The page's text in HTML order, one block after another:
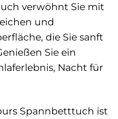
verwöhnt Sie mit
und
die Sie sanft
Sie ein
Nacht für
Spannbetttuch ist